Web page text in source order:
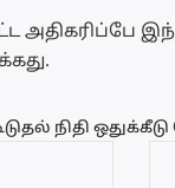
அதிகரிப்பே